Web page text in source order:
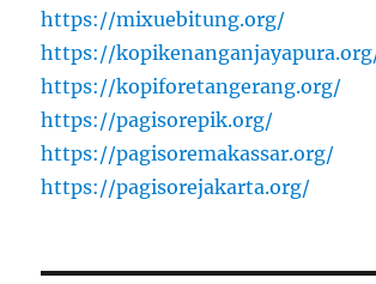
https://mixuebitung.org/
https://
https://kopiforetangerang.org/
https://pagisorepik.org/
https://pagisoremakassar.org/
https://pagisorejakarta.org/